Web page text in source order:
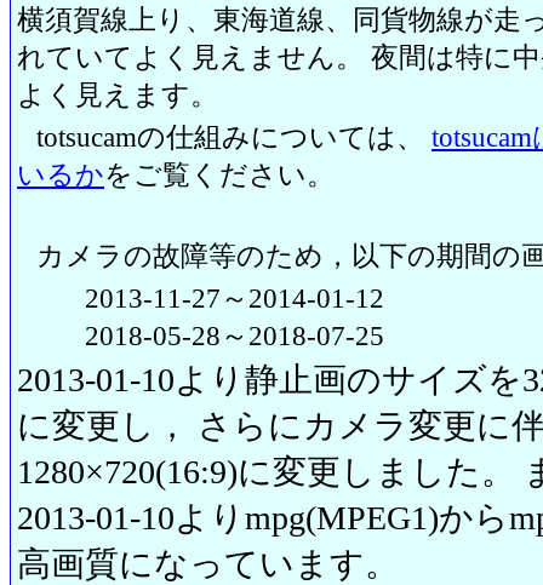
横須賀線上り、東海道線、同貨物線が走
れていてよく見えません。 夜間は特に
よく見えます。
totsucamの仕組みについては、
いるかをご覧ください。
カメラの故障等のため，以下の期間の
2013-11-27～2014-01-12
2018-05-28～2018-07-25
2013-01-10より静止画のサイズを
に変更し， さらにカメラ変更に
1280×720(16:9)に変更しました。
2013-01-10よりmpg(MPEG1)から
高画質になっています。